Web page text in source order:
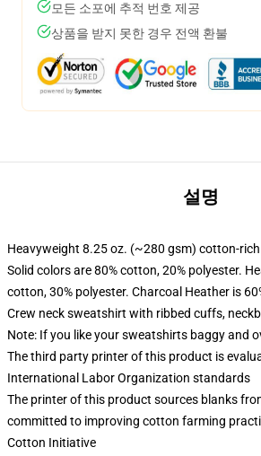
모든 소포에 추적 번호 제공
상품을 받지 못한 경우 전액 환불
설명
Heavyweight 8.25 oz. (~280 gsm) cotton-rich
Solid colors are 80% cotton, 20% polyester.
cotton, 30% polyester. Charcoal Heather is
Crew neck sweatshirt with ribbed cuffs,
Note: If you like your sweatshirts baggy and
The third party printer of this product is
International Labor Organization standards
The printer of this product sources blanks
committed to improving cotton farming
Cotton Initiative